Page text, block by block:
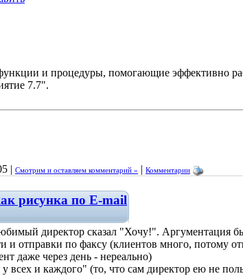
и процедуры, помогающие эффективно
7.7".
| Смотрим и оставляем комментарий » | Комментарии
рисунка по E-mail
директор сказал "Хочу!". Аргументация
и отправки по факсу (клиентов много, потому
даже через день - нереально)
всех и каждого" (то, что сам директор ею не